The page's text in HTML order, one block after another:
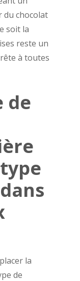
du chocolat
soit la
reste un
à toutes
de
la
de